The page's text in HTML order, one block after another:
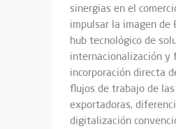
sinergias en el
impulsar la imagen de
hub tecnológico de
internacionalización y
incorporación directa
flujos de trabajo de las
exportadoras,
digitalización